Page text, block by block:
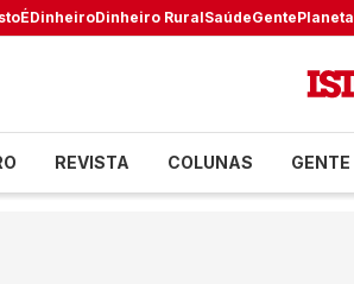
DinheiroDinheiro RuralSaúdeGentePlaneta
REVISTA COLUNAS GENTE